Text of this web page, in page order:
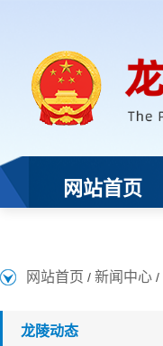
网站首页 / 新闻中心 /
龙陵动态